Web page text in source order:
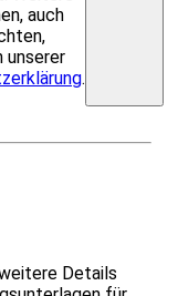
auch
unserer
.
Details